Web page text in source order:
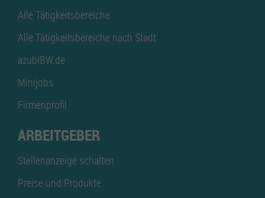
Alle Tätigkeitsbereiche
Alle Tätigkeitsbereiche nach Stadt
azubiBW.de
Minijobs
Firmenprofil
ARBEITGEBER
Stellenanzeige schalten
Preise und Produkte